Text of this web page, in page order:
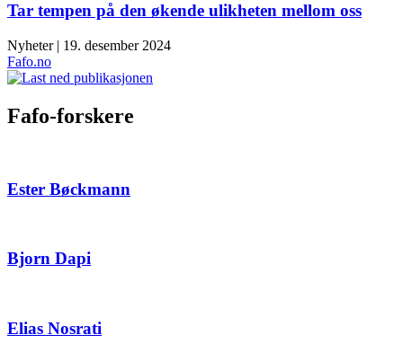
Tar tempen på den økende ulikheten mellom oss
Nyheter | 19. desember 2024
Fafo.no
Fafo-forskere
Ester Bøckmann
Bjorn Dapi
Elias Nosrati